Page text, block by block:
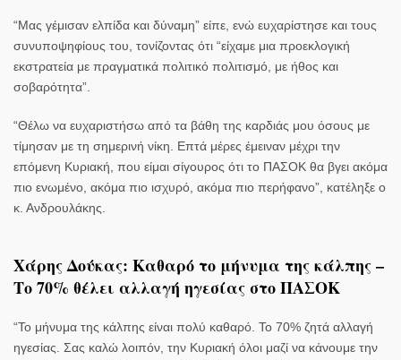
“Μας γέμισαν ελπίδα και δύναμη” είπε, ενώ ευχαρίστησε και τους
συνυποψηφίους του, τονίζοντας ότι “είχαμε μια προεκλογική
εκστρατεία με πραγματικά πολιτικό πολιτισμό, με ήθος και
σοβαρότητα”.
“Θέλω να ευχαριστήσω από τα βάθη της καρδιάς μου όσους με
τίμησαν με τη σημερινή νίκη. Επτά μέρες έμειναν μέχρι την
επόμενη Κυριακή, που είμαι σίγουρος ότι το ΠΑΣΟΚ θα βγει ακόμα
πιο ενωμένο, ακόμα πιο ισχυρό, ακόμα πιο περήφανο”, κατέληξε ο
κ. Ανδρουλάκης.
Χάρης Δούκας: Καθαρό το μήνυμα της κάλπης –
Το 70% θέλει αλλαγή ηγεσίας στο ΠΑΣΟΚ
“Το μήνυμα της κάλπης είναι πολύ καθαρό. Το 70% ζητά αλλαγή
ηγεσίας . Σας καλώ λοιπόν, την Κυριακή όλοι μαζί να κάνουμε την